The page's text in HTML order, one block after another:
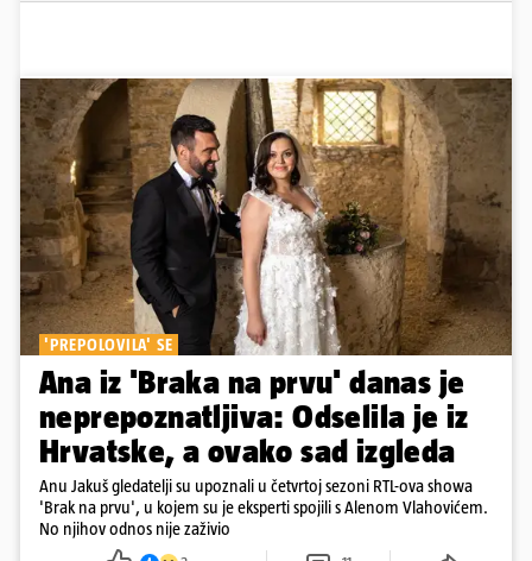
'PREPOLOVILA' SE
Ana iz 'Braka na prvu' danas je
neprepoznatljiva: Odselila je iz
Hrvatske, a ovako sad izgleda
Anu Jakuš gledatelji su upoznali u četvrtoj sezoni RTL-ova showa
'Brak na prvu', u kojem su je eksperti spojili s Alenom Vlahovićem.
No njihov odnos nije zaživio